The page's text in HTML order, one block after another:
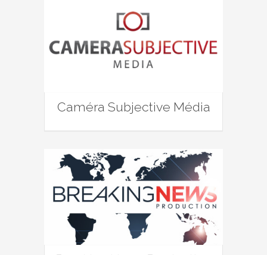
Caméra Subjective Média